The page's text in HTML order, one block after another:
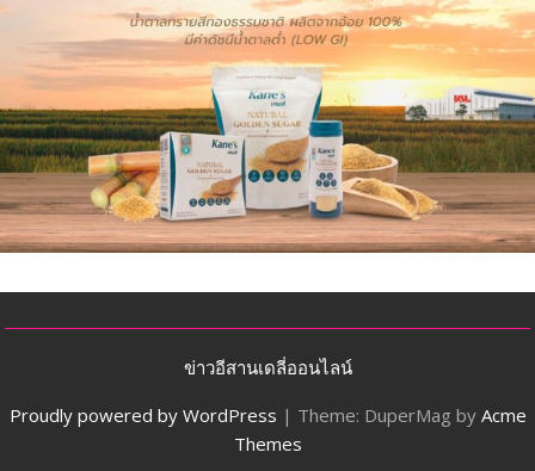
ข่าวอีสานเดลี่ออนไลน์
Proudly powered by WordPress | Theme: DuperMag by Acme
Themes